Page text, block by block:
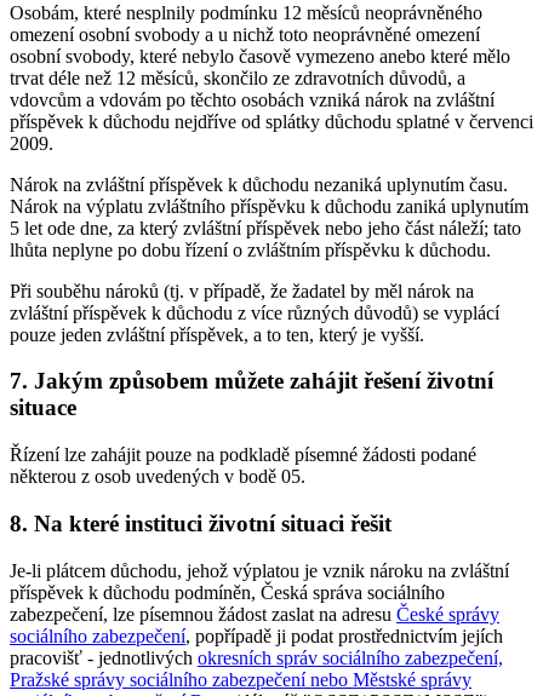
Osobám, které nesplnily podmínku 12 měsíců neoprávněného
omezení osobní svobody a u nichž toto neoprávněné omezení
osobní svobody, které nebylo časově vymezeno anebo které mělo
trvat déle než 12 měsíců, skončilo ze zdravotních důvodů, a
vdovcům a vdovám po těchto osobách vzniká nárok na zvláštní
příspěvek k důchodu nejdříve od splátky důchodu splatné v červenci
2009.
Nárok na zvláštní příspěvek k důchodu nezaniká uplynutím času.
Nárok na výplatu zvláštního příspěvku k důchodu zaniká uplynutím
5 let ode dne, za který zvláštní příspěvek nebo jeho část náleží; tato
lhůta neplyne po dobu řízení o zvláštním příspěvku k důchodu.
Při souběhu nároků (tj. v případě, že žadatel by měl nárok na
zvláštní příspěvek k důchodu z více různých důvodů) se vyplácí
pouze jeden zvláštní příspěvek, a to ten, který je vyšší.
7. Jakým způsobem můžete zahájit řešení životní
situace
Řízení lze zahájit pouze na podkladě písemné žádosti podané
některou z osob uvedených v bodě 05.
8. Na které instituci životní situaci řešit
Je-li plátcem důchodu, jehož výplatou je vznik nároku na zvláštní
příspěvek k důchodu podmíněn, Česká správa sociálního
zabezpečení, lze písemnou žádost zaslat na adresu České správy
sociálního zabezpečení, popřípadě ji podat prostřednictvím jejích
pracovišť - jednotlivých okresních správ sociálního zabezpečení,
Pražské správy sociálního zabezpečení nebo Městské správy